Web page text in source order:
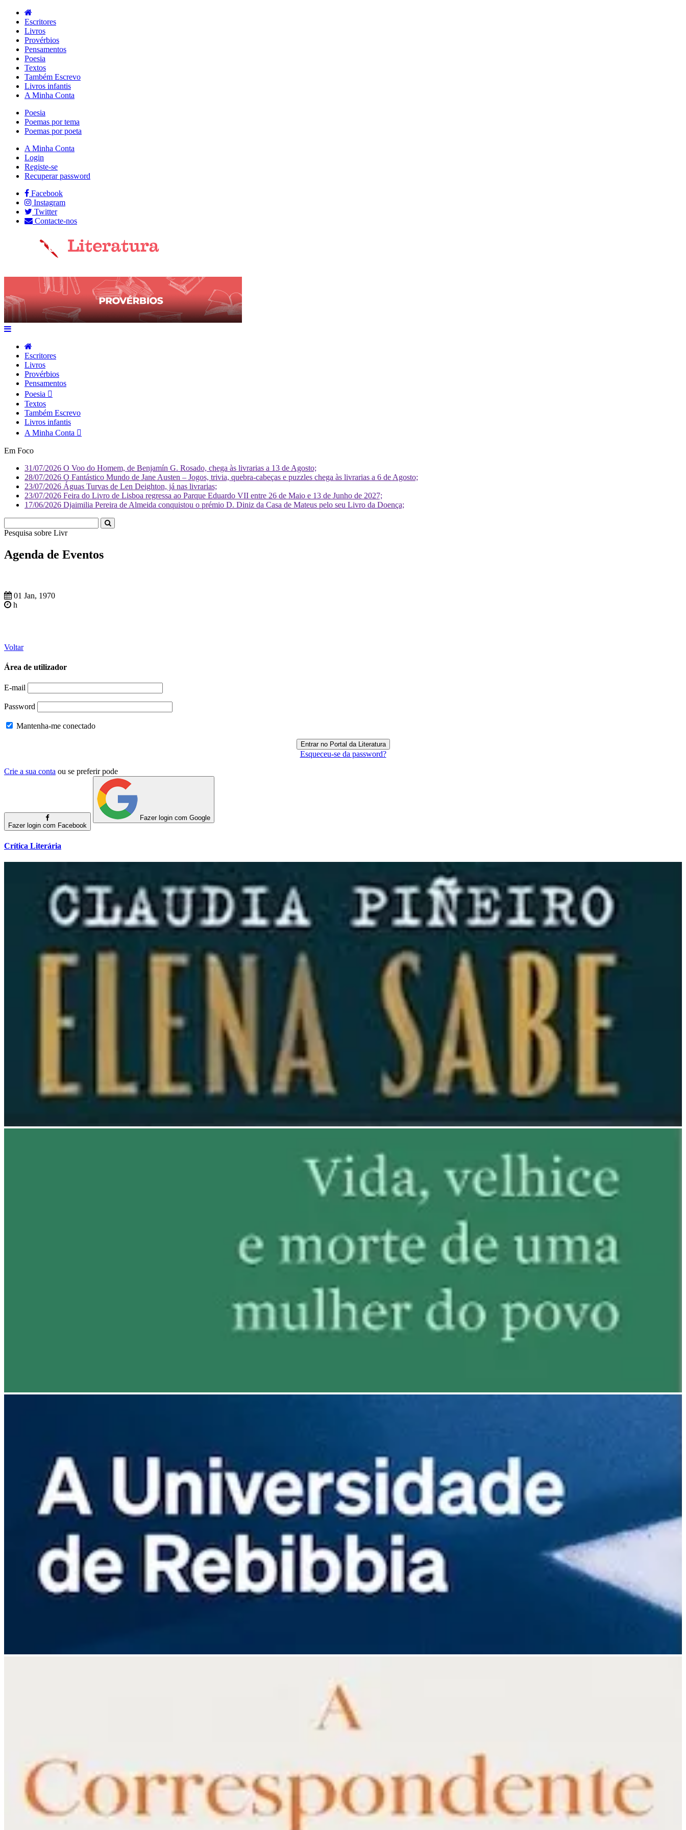
Escritores
Livros
Provérbios
Pensamentos
Poesia
Textos
Também Escrevo
Livros infantis
A Minha Conta
Poesia
Poemas por tema
Poemas por poeta
A Minha Conta
Login
Registe-se
Recuperar password
Facebook
Instagram
Twitter
Contacte-nos
Escritores
Livros
Provérbios
Pensamentos
Poesia
Textos
Também Escrevo
Livros infantis
A Minha Conta
Em Foco
31/07/2026 O Voo do Homem, de Benjamín G. Rosado, chega às livrarias a 13 de Agosto;
28/07/2026 O Fantástico Mundo de Jane Austen – Jogos, trivia, quebra-cabeças e puzzles chega às livrarias a 6 de Agosto;
23/07/2026 Águas Turvas de Len Deighton, já nas livrarias;
23/07/2026 Feira do Livro de Lisboa regressa ao Parque Eduardo VII entre 26 de Maio e 13 de Junho de 2027;
17/06/2026 Djaimilia Pereira de Almeida conquistou o prémio D. Diniz da Casa de Mateus pelo seu Livro da Doença;
Pesquisa sobre Literatura
Agenda de Eventos
01 Jan, 1970
h
Voltar
Área de utilizador
E-mail
Password
Mantenha-me conectado
Esqueceu-se da password?
Crie a sua conta ou se preferir pode
Fazer login com Facebook
Fazer login com Google
Crítica Literária